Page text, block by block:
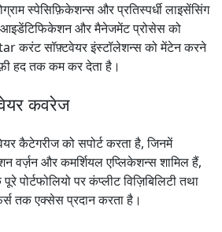
स्पेसिफ़िकेशन्स और प्रतिस्पर्धी लाइसेंसिंग
और मैनेजमेंट प्रोसेस को
करंट सॉफ़्टवेयर इंस्टॉलेशन्स को मेंटेन करने
हद तक कम कर देता है।
कवरेज
कैटेगरीज को सपोर्ट करता है, जिनमें
वर्ज़न और कमर्शियल एप्लिकेशन्स शामिल हैं,
पोर्टफोलियो पर कंप्लीट विज़िबिलिटी तथा
तक एक्सेस प्रदान करता है।